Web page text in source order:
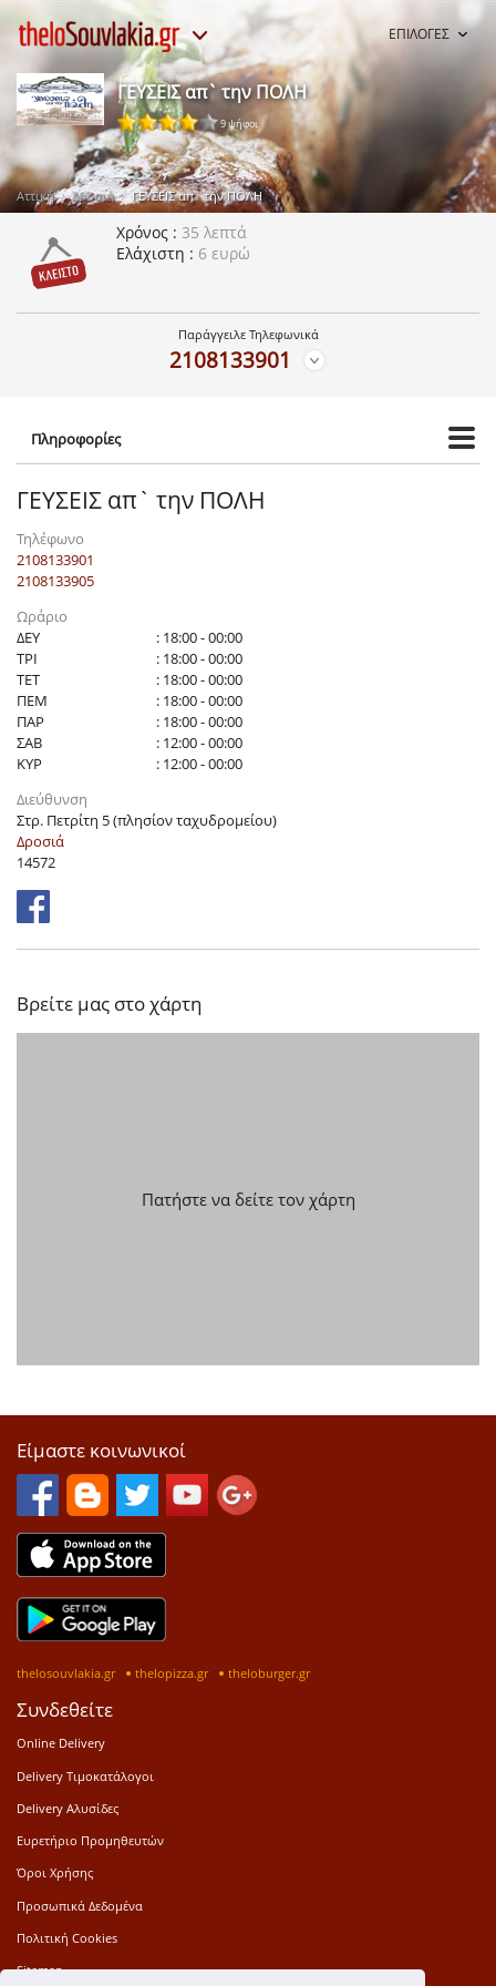
ΕΠΙΛΟΓΕΣ
ΓΕΥΣΕΙΣ απ` την ΠΟΛΗ
9 ψήφοι
Αττική Δροσιά ΓΕΥΣΕΙΣ απ` την ΠΟΛΗ
Χρόνος
35 λεπτά
Ελάχιστη
6 ευρώ
Παράγγειλε Τηλεφωνικά
2108133901
Πληροφορίες
ΓΕΥΣΕΙΣ απ` την ΠΟΛΗ
Τηλέφωνο
2108133901
2108133905
Ωράριο
ΔΕΥ
: 18:00 - 00:00
ΤΡΙ
: 18:00 - 00:00
ΤΕΤ
: 18:00 - 00:00
ΠΕΜ
: 18:00 - 00:00
ΠΑΡ
: 18:00 - 00:00
ΣΑΒ
: 12:00 - 00:00
ΚΥΡ
: 12:00 - 00:00
Διεύθυνση
Στρ. Πετρίτη 5 (πλησίον ταχυδρομείου)
Δροσιά
14572
Βρείτε μας στο χάρτη
Πατήστε να δείτε τον χάρτη
Είμαστε κοινωνικοί
thelosouvlakia.gr thelopizza.gr theloburger.gr
Συνδεθείτε
Online Delivery
Delivery Τιμοκατάλογοι
Delivery Αλυσίδες
Ευρετήριο Προμηθευτών
Όροι Χρήσης
Προσωπικά Δεδομένα
Πολιτική Cookies
Sitemap